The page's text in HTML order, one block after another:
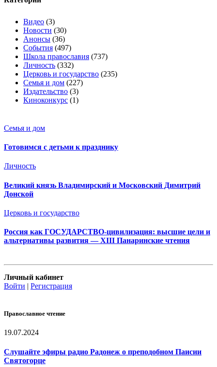
Видео (3)
Новости (30)
Анонсы (36)
События (497)
Школа православия (737)
Личность (332)
Церковь и государство (235)
Семья и дом (227)
Издательство (3)
Киноконкурс (1)
Семья и дом
Готовимся с детьми к празднику
Личность
Великий князь Владимирский и Московский Димитрий
Донской
Церковь и государство
Россия как ГОСУДАРСТВО-цивилизация: высшие цели и
альтернативы развития — XIII Панаринские чтения
Личный кабинет
Войти | Регистрация
Православное чтение
19.07.2024
Слушайте эфиры радио Радонеж о преподобном Паисии
Святогорце